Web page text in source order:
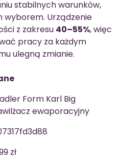
stabilnych warunków,
Urządzenie
z zakresu 40–55%, więc
pracy za każdym
ulegną zmianie.
Form Karl Big
ewaporacyjny
zł